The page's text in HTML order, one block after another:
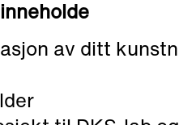
av ditt